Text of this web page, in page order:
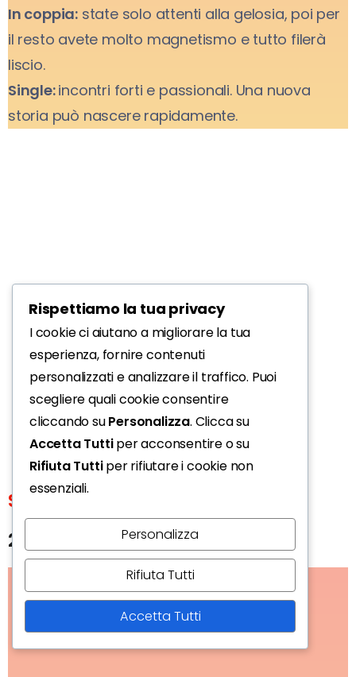
In coppia: state solo attenti alla gelosia, poi per
il resto avete molto magnetismo e tutto filerà
liscio.
Single:incontri forti e passionali. Una nuova
storia può nascere rapidamente.
Sagittario
23 novembre-21 dicembre
Rispettiamo la tua privacy
I cookie ci aiutano a migliorare la tua
esperienza, fornire contenuti
personalizzati e analizzare il traffico. Puoi
scegliere quali cookie consentire
cliccando suPersonalizza. Clicca su
Accetta Tuttiper acconsentire o su
Rifiuta Tuttiper rifiutare i cookie non
essenziali.
Personalizza
Rifiuta Tutti
Accetta Tutti